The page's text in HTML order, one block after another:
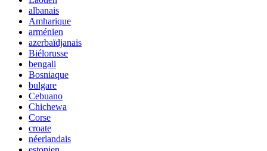
albanais
Amharique
arménien
azerbaïdjanais
Biélorusse
bengali
Bosniaque
bulgare
Cebuano
Chichewa
Corse
croate
néerlandais